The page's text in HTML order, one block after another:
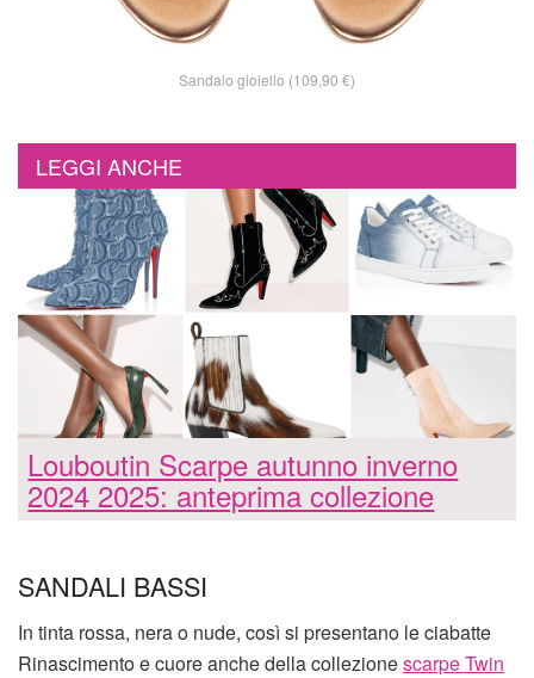
Sandalo gioiello (109,90 €)
LEGGI ANCHE
Louboutin Scarpe autunno inverno
2024 2025: anteprima collezione
SANDALI BASSI
In tinta rossa, nera o nude, così si presentano le ciabatte
Rinascimento e cuore anche della collezionescarpe Twin